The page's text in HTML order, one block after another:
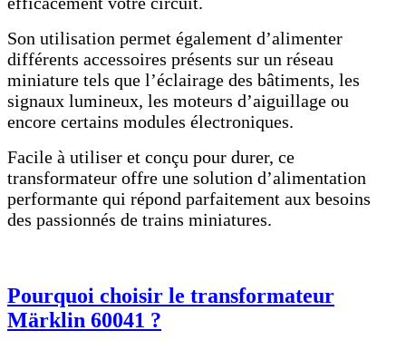
Son utilisation permet également d’alimenter
différents accessoires présents sur un réseau
miniature tels que l’éclairage des bâtiments, les
signaux lumineux, les moteurs d’aiguillage ou
encore certains modules électroniques.
Facile à utiliser et conçu pour durer, ce
transformateur offre une solution d’alimentation
performante qui répond parfaitement aux besoins
des passionnés de trains miniatures.
Pourquoi choisir le transformateur
Märklin 60041 ?